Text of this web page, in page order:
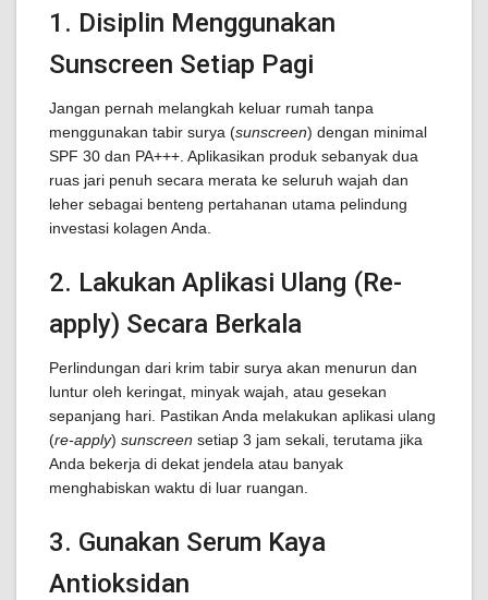
1. Disiplin Menggunakan
Sunscreen Setiap Pagi
Jangan pernah melangkah keluar rumah tanpa
menggunakan tabir surya (sunscreen) dengan minimal
SPF 30 dan PA+++. Aplikasikan produk sebanyak dua
ruas jari penuh secara merata ke seluruh wajah dan
leher sebagai benteng pertahanan utama pelindung
investasi kolagen Anda.
2. Lakukan Aplikasi Ulang (Re-
apply) Secara Berkala
Perlindungan dari krim tabir surya akan menurun dan
luntur oleh keringat, minyak wajah, atau gesekan
sepanjang hari. Pastikan Anda melakukan aplikasi ulang
(re-apply) sunscreen setiap 3 jam sekali, terutama jika
Anda bekerja di dekat jendela atau banyak
menghabiskan waktu di luar ruangan.
3. Gunakan Serum Kaya
Antioksidan